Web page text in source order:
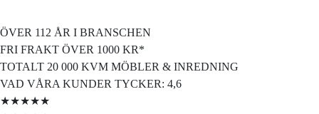
ÖVER 112 ÅR I BRANSCHEN
FRI FRAKT ÖVER 1000 KR*
TOTALT 20 000 KVM MÖBLER & INREDNING
VAD VÅRA KUNDER TYCKER: 4,6
★★★★★